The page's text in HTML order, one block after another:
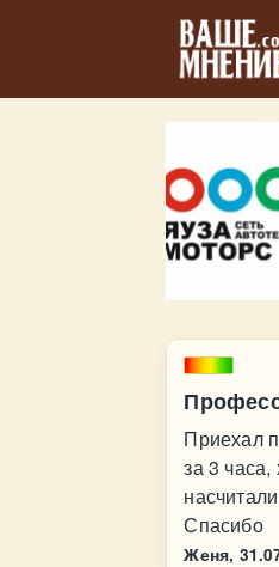
Приехал
за 3
Спасибо
Женя,